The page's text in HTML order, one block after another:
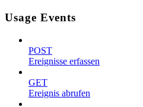
Usage Events
POST
Ereignisse erfassen
GET
Ereignis abrufen